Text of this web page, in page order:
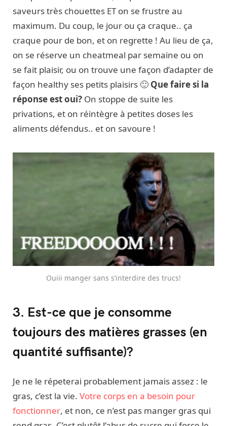
saveurs très chouettes ET on se frustre au
maximum. Du coup, le jour ou ça craque.. ça
craque pour de bon, et on regrette ! Au lieu de ça,
on se réserve un cheatmeal par semaine ou on
se fait plaisir, ou on trouve une façon d’adapter de
façon healthy ses petits plaisirs 🙂 Que faire si la
réponse est oui? On stoppe de suite les
privations, et on réintègre à petites doses les
aliments défendus.. et on savoure !
Ouiii manger sans s’interdire des trucs!
3. Est-ce que je consomme
toujours des matières grasses (en
quantité suffisante)?
Je ne le répeterai probablement jamais assez : le
gras, c’est la vie. Votre corps en a besoin pour
fonctionner, et non, ce n’est pas manger gras qui